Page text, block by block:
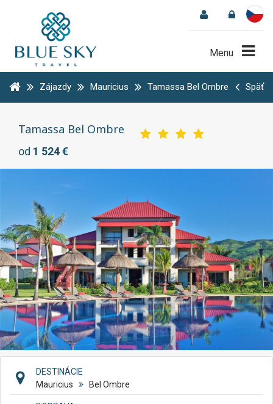
Menu
Zájazdy Mauricius Tamassa Bel Ombre Späť
Tamassa Bel Ombre
od 1 524 €
DESTINÁCIE
Mauricius
Bel Ombre